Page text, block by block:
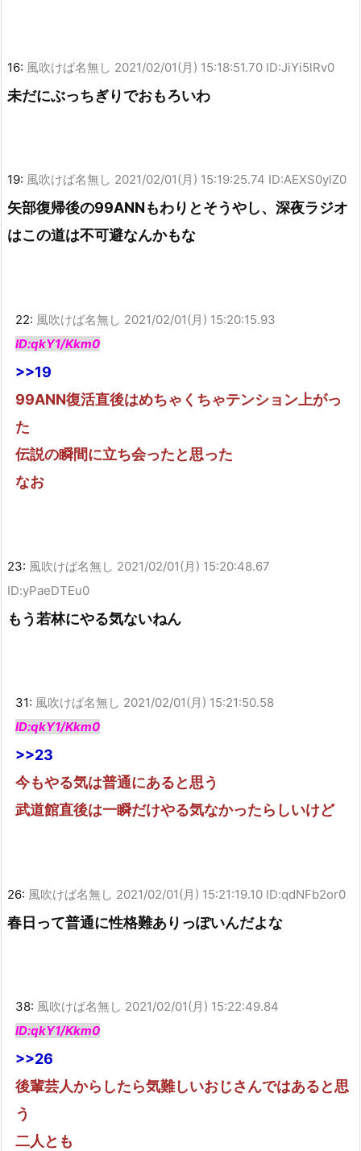
16: 風吹けば名無し 2021/02/01(月) 15:18:51.70 ID:JiYi5lRv0
未だにぶっちぎりでおもろいわ
19: 風吹けば名無し 2021/02/01(月) 15:19:25.74 ID:AEXS0ylZ0
矢部復帰後の99ANNもわりとそうやし、深夜ラジオ
はこの道は不可避なんかもな
22: 風吹けば名無し 2021/02/01(月) 15:20:15.93
ID:qkY1/Kkm0
>>19
99ANN復活直後はめちゃくちゃテンション上がっ
た
伝説の瞬間に立ち会ったと思った
なお
23: 風吹けば名無し 2021/02/01(月) 15:20:48.67
ID:yPaeDTEu0
もう若林にやる気ないねん
31: 風吹けば名無し 2021/02/01(月) 15:21:50.58
ID:qkY1/Kkm0
>>23
今もやる気は普通にあると思う
武道館直後は一瞬だけやる気なかったらしいけど
26: 風吹けば名無し 2021/02/01(月) 15:21:19.10 ID:qdNFb2or0
春日って普通に性格難ありっぽいんだよな
38: 風吹けば名無し 2021/02/01(月) 15:22:49.84
ID:qkY1/Kkm0
>>26
後輩芸人からしたら気難しいおじさんではあると思
う
二人とも